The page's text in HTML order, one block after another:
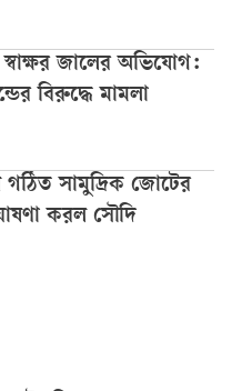
জালের অভিযোগ:
বিরুদ্ধে মামলা
গঠিত সামুদ্রিক জোটের
করল সৌদি